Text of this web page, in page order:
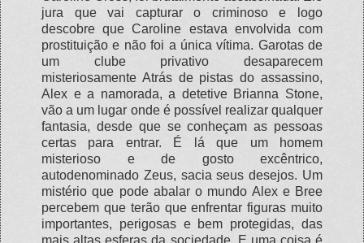
jura que vai capturar o criminoso e logo
descobre que Caroline estava envolvida com
prostituição e não foi a única vítima. Garotas de
um clube privativo desaparecem
misteriosamente Atrás de pistas do assassino,
Alex e a namorada, a detetive Brianna Stone,
vão a um lugar onde é possível realizar qualquer
fantasia, desde que se conheçam as pessoas
certas para entrar. É lá que um homem
misterioso e de gosto excêntrico,
autodenominado Zeus, sacia seus desejos. Um
mistério que pode abalar o mundo Alex e Bree
percebem que terão que enfrentar figuras muito
importantes, perigosas e bem protegidas, das
mais altas esferas da sociedade. E uma coisa é